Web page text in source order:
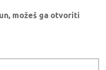
možeš ga otvoriti